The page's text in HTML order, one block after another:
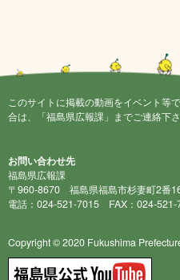
このサイトに掲載の動画をイベント等
合は、「福島県広報課」までご連絡下さ
お問い合わせ先
福島県広報課
〒960-8670 福島県福島市杉妻町2番
電話：024-521-7015 FAX：024-521-
Copyright © 2020 Fukushima